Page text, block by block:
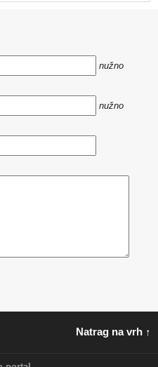
nužno
nužno
Natrag na vrh ↑